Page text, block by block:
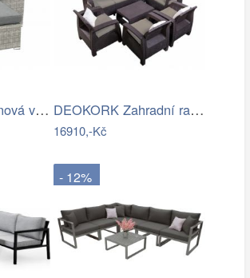
DEOKORK Ratanová variabilní sestava… DEOKORK Zahradní ratanová sestava…
16910,-Kč
- 12%